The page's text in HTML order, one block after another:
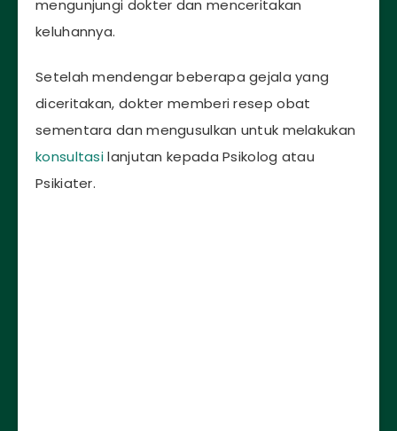
mengunjungi dokter dan menceritakan
keluhannya.
Setelah mendengar beberapa gejala yang
diceritakan, dokter memberi resep obat
sementara dan mengusulkan untuk melakukan
konsultasilanjutan kepada Psikolog atau
Psikiater.